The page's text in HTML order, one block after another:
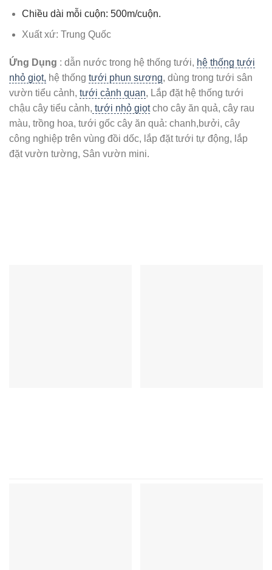
Chiều dài mỗi cuộn: 500m/cuộn.
Xuất xứ: Trung Quốc
Ứng Dụng : dẫn nước trong hệ thống tưới, hệ thống tưới
nhỏ giọt, hệ thống tưới phun sương, dùng trong tưới sân
vườn tiểu cảnh, tưới cảnh quan, Lắp đặt hệ thống tưới
chậu cây tiểu cảnh, tưới nhỏ giọtcho cây ăn quả, cây rau
màu, trồng hoa, tưới gốc cây ăn quả: chanh,bưởi, cây
công nghiệp trên vùng đồi dốc, lắp đặt tưới tự động, lắp
đặt vườn tường, Sân vườn mini.